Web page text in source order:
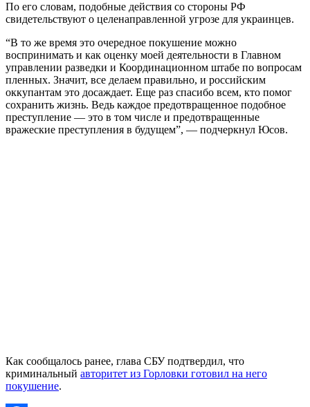
По его словам, подобные действия со стороны РФ
свидетельствуют о целенаправленной угрозе для украинцев.
“В то же время это очередное покушение можно
воспринимать и как оценку моей деятельности в Главном
управлении разведки и Координационном штабе по вопросам
пленных. Значит, все делаем правильно, и российским
оккупантам это досаждает. Еще раз спасибо всем, кто помог
сохранить жизнь. Ведь каждое предотвращенное подобное
преступление — это в том числе и предотвращенные
вражеские преступления в будущем”, — подчеркнул Юсов.
Как сообщалось ранее, глава СБУ подтвердил, что
криминальный авторитет из Горловки готовил на него
покушение.